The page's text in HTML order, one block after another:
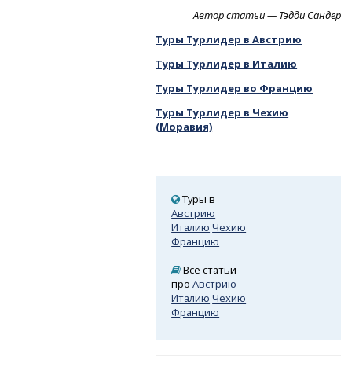
Автор статьи — Тэдди Сандер
Туры Турлидер в Австрию
Туры Турлидер в Италию
Туры Турлидер во Францию
Туры Турлидер в Чехию
(Моравия)
Туры в
Австрию
Италию Чехию
Францию
Все статьи
проАвстрию
Италию Чехию
Францию